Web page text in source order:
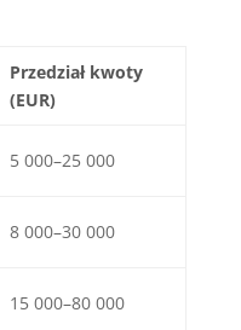
Przedział kwoty
(EUR)
5 000–25 000
8 000–30 000
15 000–80 000